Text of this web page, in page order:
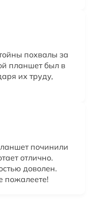
похвалы за
планшет был в
их труду,
починили
отлично.
доволен.
пожалеете!